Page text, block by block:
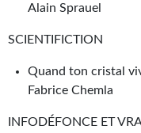
Alain Sprauel
SCIENTIFICTION
Quand ton cristal
Fabrice Chemla
INFODÉFONCE ET